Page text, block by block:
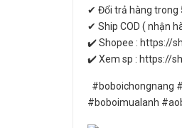
✔ Đổi trả hàng trong
✔ Ship COD ( nhận
✔️ Shopee : https://
✔️ Xem sp : https://
#boboichongnang
#boboimualanh